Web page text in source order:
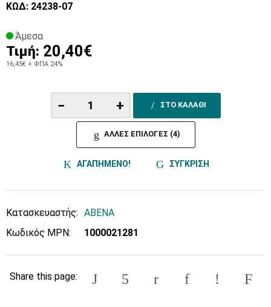
ΚΩΔ: 24238-07
Άμεσα
Τιμή: 20,40€
16,45€ + ΦΠΑ 24%
− + ΣΤΟ ΚΑΛΑΘΙ
ΑΛΛΕΣ ΕΠΙΛΟΓΕΣ (4)
ΑΓΑΠΗΜΕΝΟ! ΣΥΓΚΡΙΣΗ
Κατασκευαστής: ABENA
Κωδικός MPN:
1000021281
Share this page: